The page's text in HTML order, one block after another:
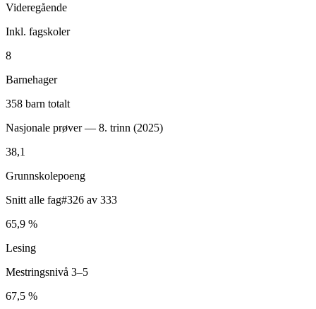
Videregående
Inkl. fagskoler
8
Barnehager
358 barn totalt
Nasjonale prøver — 8. trinn (2025)
38,1
Grunnskolepoeng
Snitt alle fag#326 av 333
65,9 %
Lesing
Mestringsnivå 3–5
67,5 %